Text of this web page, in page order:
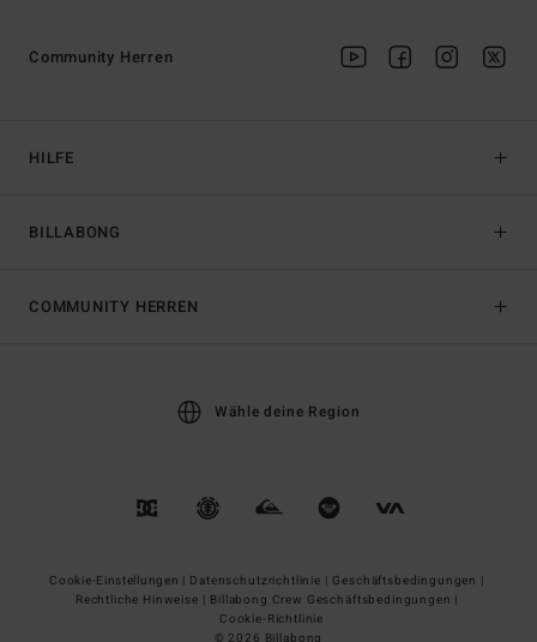
HILFE
BILLABONG
Community Herren
COMMUNITY HERREN
Wähle deine Region
Cookie-Einstellungen | Datenschutzrichtlinie | Geschäftsbedingungen |
Rechtliche Hinweise | Billabong Crew Geschäftsbedingungen |
Cookie-Richtlinie